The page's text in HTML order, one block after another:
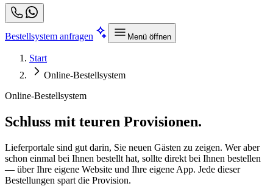
Bestellsystem anfragen Menü öffnen
Start
Online-Bestellsystem
Online-Bestellsystem
Schluss mit teuren Provisionen.
Lieferportale sind gut darin, Sie neuen Gästen zu zeigen. Wer aber
schon einmal bei Ihnen bestellt hat, sollte direkt bei Ihnen bestellen
— über Ihre eigene Website und Ihre eigene App. Jede dieser
Bestellungen spart die Provision.